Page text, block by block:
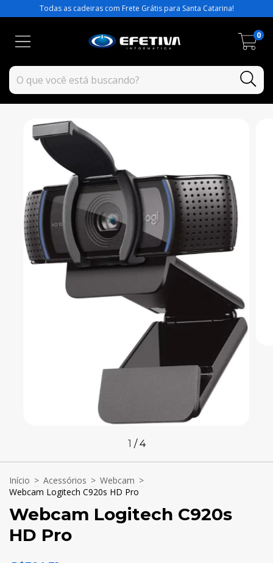
Todas as cadeiras com Frete Grátis para Santa Catarina!
0
1 /4
Início > Acessórios > Webcam >
Webcam Logitech C920s HD Pro
Webcam Logitech C920s
HD Pro